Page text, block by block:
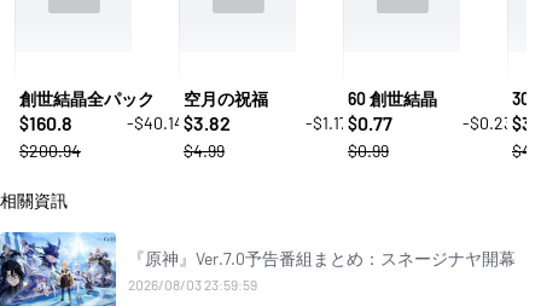
創世結晶全パック
$160.8
-$40.14
$200.94
空月の祝福
$3.82
-$1.17
$4.99
60 創世結晶
$0.77
-$0.23
$0.99
$
相關資訊
『原神』Ver.7.0予告番組まとめ：スネージナヤ開幕
2026/08/03 23:59:59